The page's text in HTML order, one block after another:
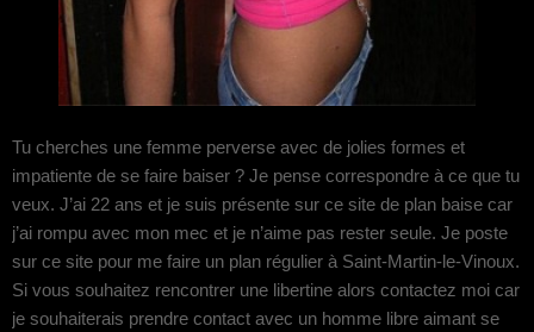
Tu cherches une femme perverse avec de jolies formes et
impatiente de se faire baiser ? Je pense correspondre à ce que tu
veux. J’ai 22 ans et je suis présente sur ce site de plan baise car
j’ai rompu avec mon mec et je n’aime pas rester seule. Je poste
sur ce site pour me faire un plan régulier à Saint-Martin-le-Vinoux.
Si vous souhaitez rencontrer une libertine alors contactez moi car
je souhaiterais prendre contact avec un homme libre aimant se